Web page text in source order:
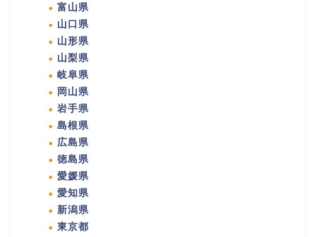
富山県
山口県
山形県
山梨県
岐阜県
岡山県
岩手県
島根県
広島県
徳島県
愛媛県
愛知県
新潟県
東京都